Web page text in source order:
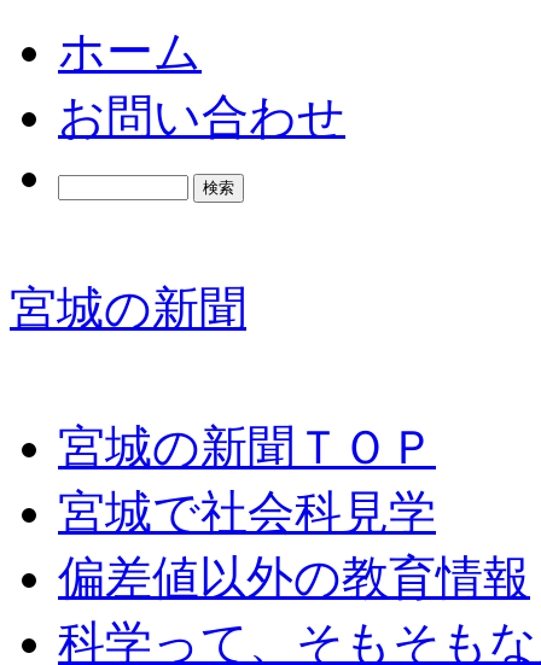
ホーム
お問い合わせ
宮城の新聞
宮城の新聞ＴＯＰ
宮城で社会科見学
偏差値以外の教育情報
科学って、そもそも